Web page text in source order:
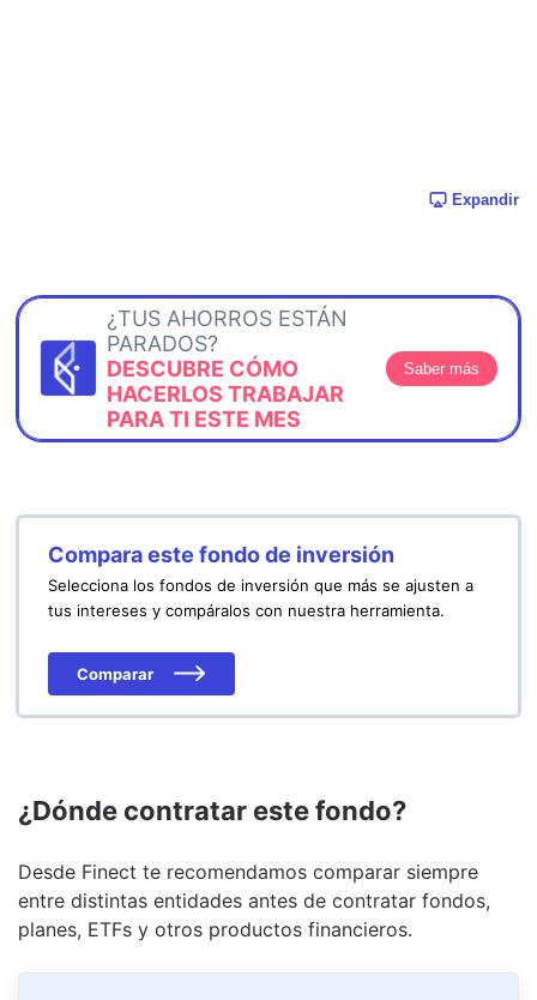
Expandir
¿TUS AHORROS ESTÁN
PARADOS?
DESCUBRE CÓMO
HACERLOS TRABAJAR
PARA TI ESTE MES
Saber más
Compara este fondo de inversión
Selecciona los fondos de inversión que más se ajusten a
tus intereses y compáralos con nuestra herramienta.
Comparar
¿Dónde contratar este fondo?
Desde Finect te recomendamos comparar siempre
entre distintas entidades antes de contratar fondos,
planes, ETFs y otros productos financieros.